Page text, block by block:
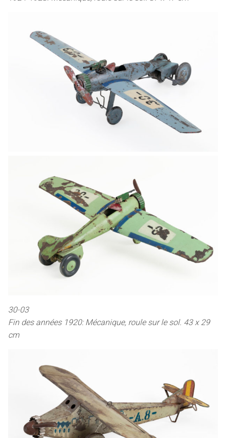
30-03
Fin des années 1920: Mécanique, roule sur le sol. 43 x 29
cm